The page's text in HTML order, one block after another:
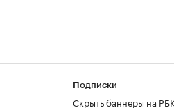
Подписки
Скрыть баннеры на